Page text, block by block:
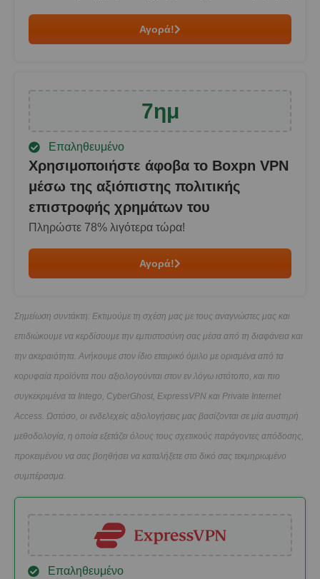
Σημείωση συντάκτη: Εκτιμούμε τη σχέση μας με τους αναγνώστες μας και
επιδιώκουμε να κερδίσουμε την εμπιστοσύνη σας μέσα από τη διαφάνεια και
την ακεραιότητα. Ανήκουμε στον ίδιο εταιρικό όμιλο με ορισμένα από τα
κορυφαία προϊόντα που αξιολογούνται στον εν λόγω ιστότοπο, και πιο
συγκεκριμένα τα Intego, CyberGhost, ExpressVPN και Private Internet
Access. Ωστόσο, οι ενδελεχείς αξιολογήσεις μας βασίζονται σε μία αυστηρή
μεθοδολογία, η οποία εξετάζει όλους τους σχετικούς παράγοντες απόδοσης,
προκειμένου να σας βοηθήσει να καταλήξετε στο δικό σας τεκμηριωμένο
συμπέρασμα.
Αγορά!
7ημ
Επαληθευμένο
Χρησιμοποιήστε άφοβα το Boxpn VPN
μέσω της αξιόπιστης πολιτικής
επιστροφής χρημάτων του
Πληρώστε 78% λιγότερα τώρα!
Αγορά!
Επαληθευμένο